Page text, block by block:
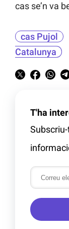
cas se’n va
cas Pujol
Catalunya
T'ha